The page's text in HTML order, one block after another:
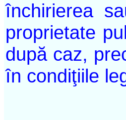
închirierea
proprietate
după caz,
în condiţiile